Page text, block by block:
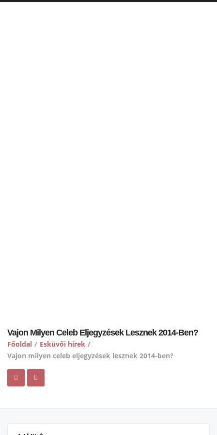
Vajon Milyen Celeb Eljegyzések Lesznek 2014-Ben?
Főoldal / Esküvői hírek /
Vajon milyen celeb eljegyzések lesznek 2014-ben?